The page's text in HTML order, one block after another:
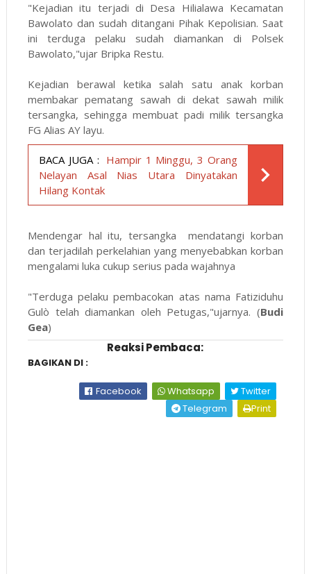
"Kejadian itu terjadi di Desa Hilialawa Kecamatan
Bawolato dan sudah ditangani Pihak Kepolisian. Saat
ini terduga pelaku sudah diamankan di Polsek
Bawolato,"ujar Bripka Restu.
Kejadian berawal ketika salah satu anak korban
membakar pematang sawah di dekat sawah milik
tersangka, sehingga membuat padi milik tersangka
FG Alias AY layu.
BACA JUGA : Hampir 1 Minggu, 3 Orang
Nelayan Asal Nias Utara Dinyatakan
Hilang Kontak
Mendengar hal itu, tersangka mendatangi korban
dan terjadilah perkelahian yang menyebabkan korban
mengalami luka cukup serius pada wajahnya
"Terduga pelaku pembacokan atas nama Fatiziduhu
Gulò telah diamankan oleh Petugas,"ujarnya. (Budi
Gea)
Reaksi Pembaca:
BAGIKAN DI :
Facebook Whatsapp
Twitter
Telegram
Print